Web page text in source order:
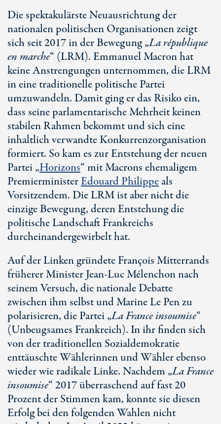
Die spektakulärste Neuausrichtung der
nationalen politischen Organisationen zeigt
sich seit 2017 in der Bewegung „La république
en marche“ (LRM). Emmanuel Macron hat
keine Anstrengungen unternommen, die LRM
in eine traditionelle politische Partei
umzuwandeln. Damit ging er das Risiko ein,
dass seine parlamentarische Mehrheit keinen
stabilen Rahmen bekommt und sich eine
inhaltlich verwandte Konkurrenzorganisation
formiert. So kam es zur Entstehung der neuen
Partei „Horizons“ mit Macrons ehemaligem
PremierministerEdouard Philippeals
Vorsitzendem. Die LRM ist aber nicht die
einzige Bewegung, deren Entstehung die
politische Landschaft Frankreichs
durcheinandergewirbelt hat.
Auf der Linken gründete François Mitterrands
früherer Minister Jean-Luc Mélenchon nach
seinem Versuch, die nationale Debatte
zwischen ihm selbst und Marine Le Pen zu
polarisieren, die Partei „La France insoumise“
(Unbeugsames Frankreich). In ihr finden sich
von der traditionellen Sozialdemokratie
enttäuschte Wählerinnen und Wähler ebenso
wieder wie radikale Linke. Nachdem „La France
insoumise“ 2017 überraschend auf fast 20
Prozent der Stimmen kam, konnte sie diesen
Erfolg bei den folgenden Wahlen nicht